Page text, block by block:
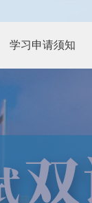
学习申请须知